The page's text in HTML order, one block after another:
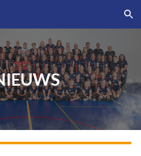
Skip to navigation